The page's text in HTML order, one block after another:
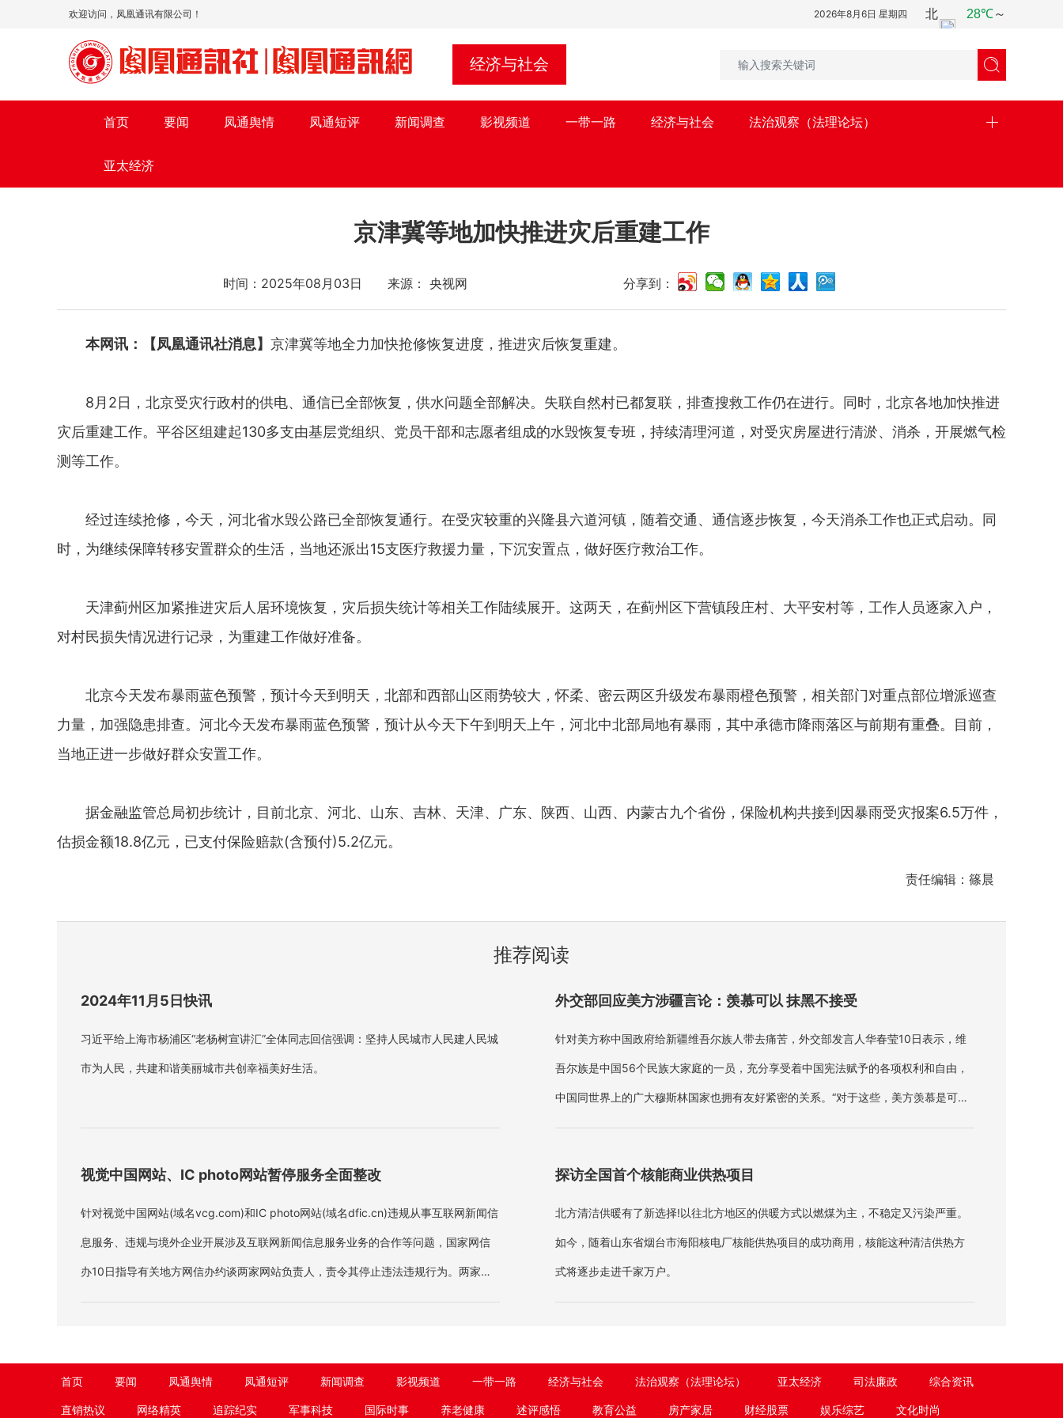
欢迎访问，凤凰通讯有限公司！ 2026年8月6日 星期四
经济与社会 
首页 要闻 凤通舆情 凤通短评 新闻调查 影视频道 一带一路 经济与社会 法治观察（法理论坛）
亚太经济
京津冀等地加快推进灾后重建工作
时间：2025年08月03日 来源： 央视网 分享到：
本网讯：【凤凰通讯社消息】 京津冀等地全力加快抢修恢复进度，推进灾后恢复重建。
8月2日，北京受灾行政村的供电、通信已全部恢复，供水问题全部解决。失联自然村已都复联，排查搜救工作仍在进行。同时，北京各地加快推进
灾后重建工作。平谷区组建起130多支由基层党组织、党员干部和志愿者组成的水毁恢复专班，持续清理河道，对受灾房屋进行清淤、消杀，开展燃气检
测等工作。
经过连续抢修，今天，河北省水毁公路已全部恢复通行。在受灾较重的兴隆县六道河镇，随着交通、通信逐步恢复，今天消杀工作也正式启动。同
时，为继续保障转移安置群众的生活，当地还派出15支医疗救援力量，下沉安置点，做好医疗救治工作。
天津蓟州区加紧推进灾后人居环境恢复，灾后损失统计等相关工作陆续展开。这两天，在蓟州区下营镇段庄村、大平安村等，工作人员逐家入户，
对村民损失情况进行记录，为重建工作做好准备。
北京今天发布暴雨蓝色预警，预计今天到明天，北部和西部山区雨势较大，怀柔、密云两区升级发布暴雨橙色预警，相关部门对重点部位增派巡查
力量，加强隐患排查。河北今天发布暴雨蓝色预警，预计从今天下午到明天上午，河北中北部局地有暴雨，其中承德市降雨落区与前期有重叠。目前，
当地正进一步做好群众安置工作。
据金融监管总局初步统计，目前北京、河北、山东、吉林、天津、广东、陕西、山西、内蒙古九个省份，保险机构共接到因暴雨受灾报案6.5万件，
估损金额18.8亿元，已支付保险赔款(含预付)5.2亿元。
责任编辑：篠晨
推荐阅读
2024年11月5日快讯
习近平给上海市杨浦区“老杨树宣讲汇”全体同志回信强调：坚持人民城市人民建人民城
市为人民，共建和谐美丽城市共创幸福美好生活。
外交部回应美方涉疆言论：羡慕可以 抹黑不接受
针对美方称中国政府给新疆维吾尔族人带去痛苦，外交部发言人华春莹10日表示，维
吾尔族是中国56个民族大家庭的一员，充分享受着中国宪法赋予的各项权利和自由，
中国同世界上的广大穆斯林国家也拥有友好紧密的关系。“对于这些，美方羡慕是可以
理解的，但是如果美方造谣、抹黑、污蔑，这是不能接受的。
视觉中国网站、IC photo网站暂停服务全面整改
针对视觉中国网站(域名vcg.com)和IC photo网站(域名dfic.cn)违规从事互联网新闻信
息服务、违规与境外企业开展涉及互联网新闻信息服务业务的合作等问题，国家网信
办10日指导有关地方网信办约谈两家网站负责人，责令其停止违法违规行为。两家网
站即日起暂停服务全面整改。
探访全国首个核能商业供热项目
北方清洁供暖有了新选择!以往北方地区的供暖方式以燃煤为主，不稳定又污染严重。
如今，随着山东省烟台市海阳核电厂核能供热项目的成功商用，核能这种清洁供热方
式将逐步走进千家万户。
首页 要闻 凤通舆情 凤通短评 新闻调查 影视频道 一带一路 经济与社会 法治观察（法理论坛） 亚太经济 司法廉政 综合资讯
直销热议 网络精英 追踪纪实 军事科技 国际时事 养老健康 述评感悟 教育公益 房产家居 财经股票 娱乐综艺 文化时尚